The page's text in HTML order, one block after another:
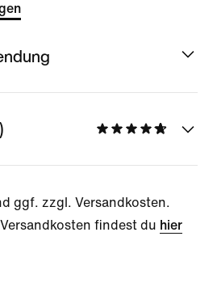
ggf. zzgl. Versandkosten.
findest du hier